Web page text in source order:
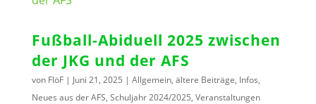
Fußball-Abiduell 2025 zwischen
der JKG und der AFS
von FlöF| Juni 21, 2025 | Allgemein, ältere Beiträge, Infos,
Neues aus der AFS, Schuljahr 2024/2025, Veranstaltungen